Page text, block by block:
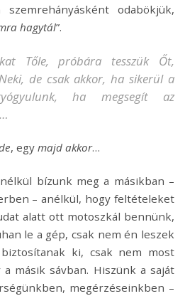
odabökjük,
hagytál”.
Tőle, próbára tesszük Őt,
de csak akkor, ha sikerül a
ha megsegít az
, egy majd akkor…
bízunk meg a másikban –
– anélkül, hogy feltételeket
alatt ott motoszkál bennünk,
le a gép, csak nem én leszek
ki, csak nem most
másik sávban. Hiszünk a saját
megérzéseinkben –